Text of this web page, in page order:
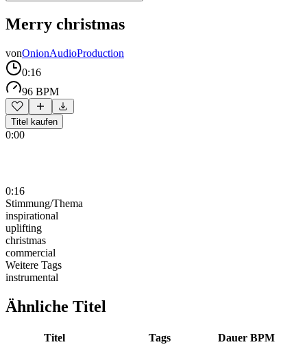
Merry christmas
vonOnionAudioProduction
0:16
96 BPM
Titel kaufen
0:00
0:16
Stimmung/Thema
inspirational
uplifting
christmas
commercial
Weitere Tags
instrumental
Ähnliche Titel
Titel Tags Dauer BPM